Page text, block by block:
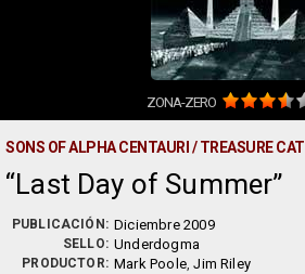
ZONA-ZERO
SONS OF ALPHA CENTAURI / TREASURE CAT
Last Day of Summer
PUBLICACIÓN: Diciembre 2009
SELLO: Underdogma
PRODUCTOR: Mark Poole,Jim Riley